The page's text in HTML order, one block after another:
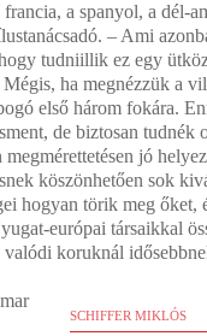
a spanyol, a dél-
– Ami
tudniillik ez egy
ha megnézzük a
első három fokára.
de biztosan
jó
köszönhetően sok
hogyan törik meg őket,
európai társaikkal
koruknál
SCHIFFER MIKLÓS